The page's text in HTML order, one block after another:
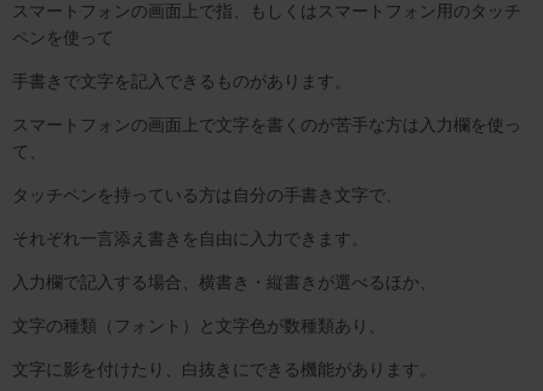
スマートフォンの画面上で指、もしくはスマートフォン用のタッチ
ペンを使って
手書きで文字を記入できるものがあります。
スマートフォンの画面上で文字を書くのが苦手な方は入力欄を使っ
て、
タッチペンを持っている方は自分の手書き文字で、
それぞれ一言添え書きを自由に入力できます。
入力欄で記入する場合、横書き・縦書きが選べるほか、
文字の種類（フォント）と文字色が数種類あり、
文字に影を付けたり、白抜きにできる機能があります。